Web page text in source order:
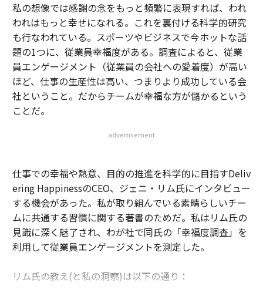
私の想像では感謝の念をもっと頻繁に表現すれば、われ
われはもっと幸せになれる。これを裏付ける科学的研究
も行なわれている。スポーツやビジネスで今ホットな話
題の1つに、従業員幸福度がある。調査によると、従業
員エンゲージメント（従業員の会社への愛着度）が高い
ほど、仕事の生産性は高い、つまりより成功している会
社ということ。だからチームが幸福な方が儲かるという
ことだ。
advertisement
仕事での幸福や熱意、目的の推進を科学的に目指すDeliv
ering HappinessのCEO、ジェニ・リム氏にインタビュー
する機会があった。私が取り組んでいる素晴らしいチー
ムに共通する習慣に関する著書のためだ。私はリム氏の
見識に深く魅了され、わが社で同氏の「幸福度調査」を
利用して従業員エンゲージメントを測定した。
リム氏の教え(と私の洞察)は以下の通り：